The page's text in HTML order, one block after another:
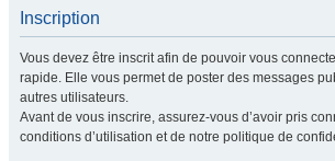
Inscription
Vous devez être inscrit afin de pouvoir vous
rapide. Elle vous permet de poster des messages
autres utilisateurs.
Avant de vous inscrire, assurez-vous d’avoir pris
conditions d’utilisation et de notre politique de